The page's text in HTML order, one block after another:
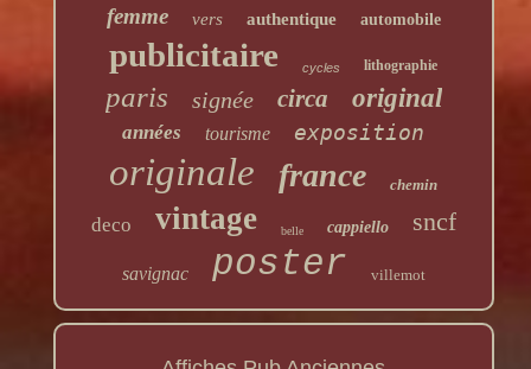
femme vers authentique automobile
publicitaire cycles lithographie
paris signée circa original
années tourisme exposition
originale france chemin
deco vintage belle cappiello sncf
savignac poster villemot